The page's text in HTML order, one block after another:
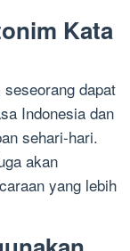
Kata
dapat
Indonesia dan
sehari-hari.
akan
yang lebih